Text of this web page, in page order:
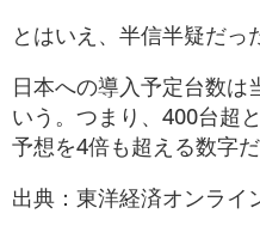
とはいえ、半信半疑だっ
日本への導入予定台数は
いう。つまり、400台超
予想を4倍も超える数字だ
出典：東洋経済オンライ